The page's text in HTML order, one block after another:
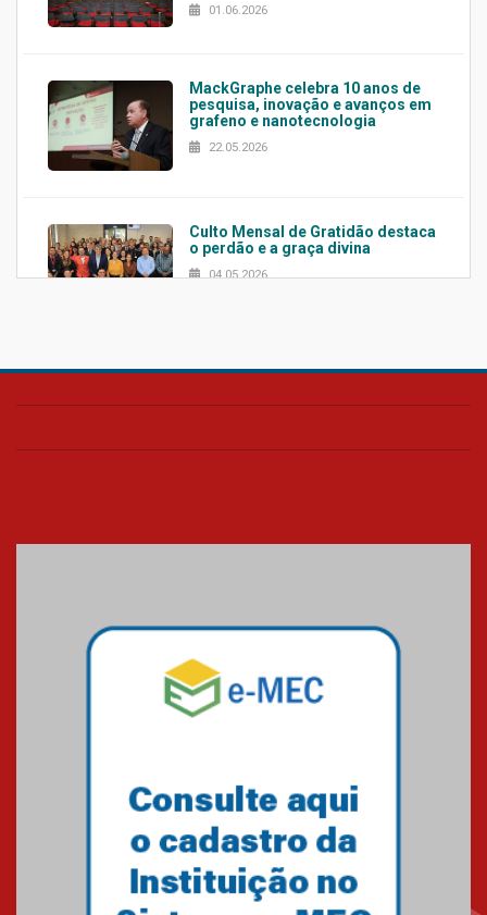
01.06.2026
MackGraphe celebra 10 anos de
pesquisa, inovação e avanços em
grafeno e nanotecnologia
22.05.2026
Culto Mensal de Gratidão destaca
o perdão e a graça divina
04.05.2026
Confira como foi o culto mensal
Mackenzie mobiliza campanha
solidária para apoiar famílias em
Minas Gerais
Primeiro culto do ano ressalta o
27.02.2026